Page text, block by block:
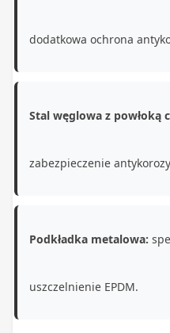
dodatkowa ochrona
Stal węglowa z powłoką
zabezpieczenie
Podkładka metalowa:
uszczelnienie EPDM.